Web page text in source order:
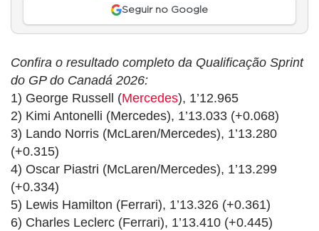
Seguir no Google
Confira o resultado completo da Qualificação Sprint
do GP do Canadá 2026:
1) George Russell (Mercedes), 1’12.965
2) Kimi Antonelli (Mercedes), 1’13.033 (+0.068)
3) Lando Norris (McLaren/Mercedes), 1’13.280
(+0.315)
4) Oscar Piastri (McLaren/Mercedes), 1’13.299
(+0.334)
5) Lewis Hamilton (Ferrari), 1’13.326 (+0.361)
6) Charles Leclerc (Ferrari), 1’13.410 (+0.445)